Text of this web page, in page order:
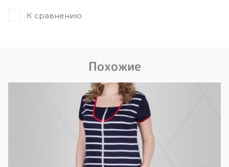
К сравнению
Похожие